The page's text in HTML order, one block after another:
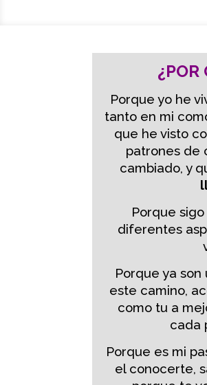
¿POR
Porque yo he
tanto en mi
que he visto
patrones de
cambiado, y
Porque
diferentes
Porque ya
este camino,
como tu a
cada
Porque es mi
el conocerte,